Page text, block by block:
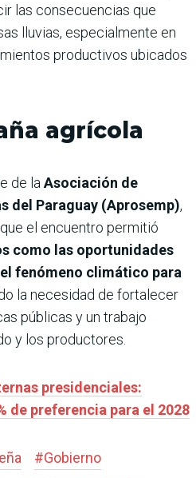
las consecuencias que
lluvias, especialmente en
productivos ubicados
agrícola
de laAsociación de
del Paraguay (Aprosemp),
el encuentro permitió
como las oportunidades
fenómeno climático para
la necesidad de fortalecer
públicas y un trabajo
y los productores.
presidenciales:
de preferencia para el 2028
#Gobierno